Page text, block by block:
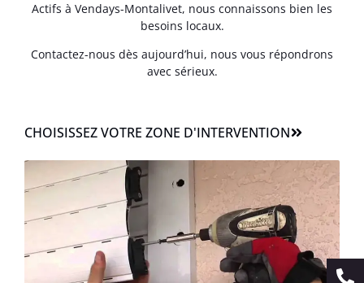
Actifs à Vendays-Montalivet, nous connaissons bien les
besoins locaux.
Contactez-nous dès aujourd’hui, nous vous répondrons
avec sérieux.
CHOISISSEZ VOTRE ZONE D'INTERVENTION